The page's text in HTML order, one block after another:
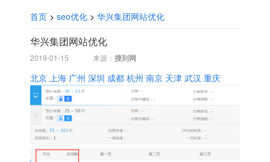
首页 > seo优化 > 华兴集团网站优化
华兴集团网站优化
2019-01-15 来源： 搜到网
北京 上海 广州 深圳 成都 杭州 南京 天津 武汉 重庆